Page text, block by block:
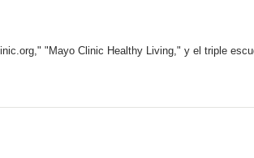
"Mayo Clinic Healthy Living," y el triple